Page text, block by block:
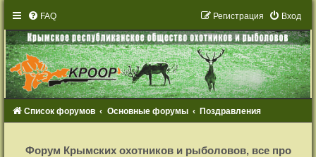
FAQ Вход
Регистрация
Список форумов Основные форумы Поздравления
Форум Крымских охотников и рыболовов, все про